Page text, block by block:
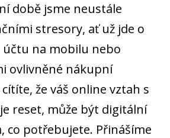
době jsme neustále
stresory, ať už jde o
účtu na mobilu nebo
ovlivněné nákupní
že váš online vztah s
reset, může být digitální
co potřebujete. Přinášíme